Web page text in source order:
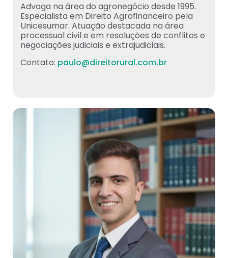
Advoga na área do agronegócio desde 1995.
Especialista em Direito Agrofinanceiro pela
Unicesumar. Atuação destacada na área
processual civil e em resoluções de conflitos e
negociações judiciais e extrajudiciais.
Contato: paulo@direitorural.com.br